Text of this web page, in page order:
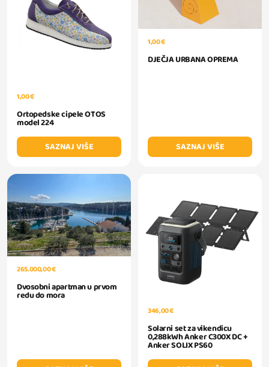
1,00 €
Ortopedske cipele OTOS
model 224
SAZNAJ VIŠE
1,00 €
DJEČJA URBANA OPREMA
SAZNAJ VIŠE
265.000,00 €
Dvosobni apartman u prvom
redu do mora
346,00 €
Solarni set za vikendicu
0,288kWh Anker C300X DC +
Anker SOLIX PS60